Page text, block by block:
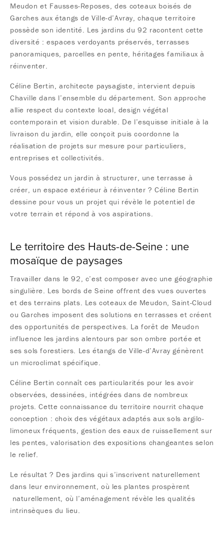
Meudon et Fausses-Reposes, des coteaux boisés de
Garches aux étangs de Ville-d’Avray, chaque territoire
possède son identité. Les jardins du 92 racontent cette
diversité : espaces verdoyants préservés, terrasses
panoramiques, parcelles en pente, héritages familiaux à
réinventer.
Céline Bertin, architecte paysagiste, intervient depuis
Chaville dans l’ensemble du département. Son approche
allie respect du contexte local, design végétal
contemporain et vision durable. De l’esquisse initiale à la
livraison du jardin, elle conçoit puis coordonne la
réalisation de projets sur mesure pour particuliers,
entreprises et collectivités.
Vous possédez un jardin à structurer, une terrasse à
créer, un espace extérieur à réinventer ? Céline Bertin
dessine pour vous un projet qui révèle le potentiel de
votre terrain et répond à vos aspirations.
Le territoire des Hauts-de-Seine : une
mosaïque de paysages
Travailler dans le 92, c’est composer avec une géographie
singulière. Les bords de Seine offrent des vues ouvertes
et des terrains plats. Les coteaux de Meudon, Saint-Cloud
ou Garches imposent des solutions en terrasses et créent
des opportunités de perspectives. La forêt de Meudon
influence les jardins alentours par son ombre portée et
ses sols forestiers. Les étangs de Ville-d’Avray génèrent
un microclimat spécifique.
Céline Bertin connaît ces particularités pour les avoir
observées, dessinées, intégrées dans de nombreux
projets. Cette connaissance du territoire nourrit chaque
conception : choix des végétaux adaptés aux sols argilo-
limoneux fréquents, gestion des eaux de ruissellement sur
les pentes, valorisation des expositions changeantes selon
le relief.
Le résultat ? Des jardins qui s’inscrivent naturellement
dans leur environnement, où les plantes prospèrent
naturellement, où l’aménagement révèle les qualités
intrinsèques du lieu.